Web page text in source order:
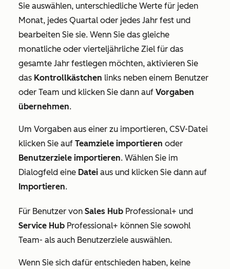
Sie auswählen, unterschiedliche Werte für jeden
Monat, jedes Quartal oder jedes Jahr fest und
bearbeiten Sie sie. Wenn Sie das gleiche
monatliche oder vierteljährliche Ziel für das
gesamte Jahr festlegen möchten, aktivieren Sie
das Kontrollkästchen links neben einem Benutzer
oder Team und klicken Sie dann auf Vorgaben
übernehmen.
Um Vorgaben aus einer zu importieren, CSV-Datei
klicken Sie auf Teamziele importieren oder
Benutzerziele importieren. Wählen Sie im
Dialogfeld eine Datei aus und klicken Sie dann auf
Importieren.
Für Benutzer von Sales Hub Professional+ und
Service Hub Professional+ können Sie sowohl
Team- als auch Benutzerziele auswählen.
Wenn Sie sich dafür entschieden haben, keine